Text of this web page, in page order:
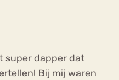
super dapper dat
Bij mij waren